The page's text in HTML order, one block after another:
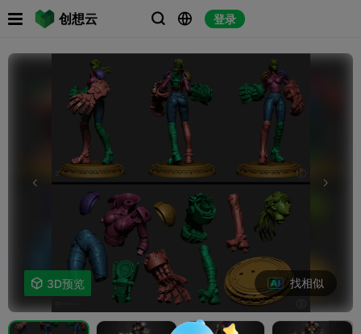
创想云   登录
 
 3D预览 找相似